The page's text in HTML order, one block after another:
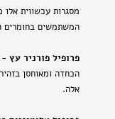
מסגרות עכשווית אלו
המשתמשים בחומרים
פרופיל פורניר עץ -
הכחדה ומאוחסן
אלה.